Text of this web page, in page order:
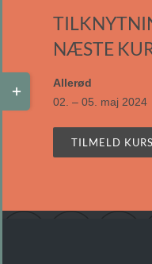
NÆSTE
Allerød
02. – 05. maj 2024
TILMELD